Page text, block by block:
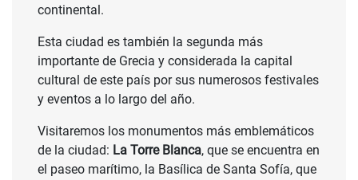
continental.
Esta ciudad es también la segunda más
importante de Grecia y considerada la capital
cultural de este país por sus numerosos festivales
y eventos a lo largo del año.
Visitaremos los monumentos más emblemáticos
de la ciudad: La Torre Blanca, que se encuentra en
el paseo marítimo, la Basílica de Santa Sofía, que